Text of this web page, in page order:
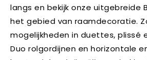
langs en bekijk onze uitgebreide
het gebied van raamdecoratie.
mogelijkheden in duettes, plissé
Duo rolgordijnen en horizontale